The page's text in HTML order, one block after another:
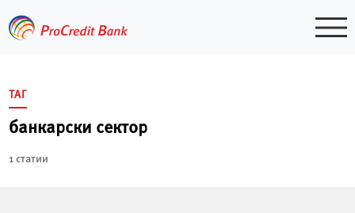
to
content
ТАГ
банкарски сектор
1 статии